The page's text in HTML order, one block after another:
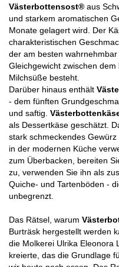
Västerbottensost® aus
und starkem aromatischen
Monate gelagert wird. Der
charakteristischen
der am besten
Gleichgewicht zwischen
Milchsüße besteht.
Darüber hinaus enthält
- dem fünften
und saftig.
als Dessertkäse geschätzt.
stark schmeckendes
in der modernen Küche
zum Überbacken, bereiten
zu, verwenden Sie ihn als
Quiche- und Tartenböden -
unbegrenzt.
Das Rätsel, warum
Burträsk hergestellt werden
die Molkerei Ulrika Eleonora
kreierte, das die Grundlage